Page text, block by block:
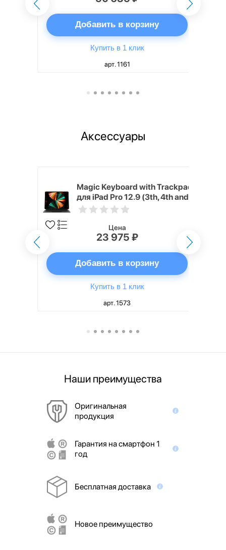
Добавить в корзину
Купить в 1 клик
арт. 1161
Аксессуары
Magic Keyboard with Trackpad
для iPad Pro 12.9 (3th, 4th and
5th generation) русская,
Цена
23 975 ₽
Добавить в корзину
Купить в 1 клик
арт. 1573
Наши преимущества
Оригинальная
продукция
Гарантия на смартфон 1
год
Бесплатная доставка
Новое преимущество